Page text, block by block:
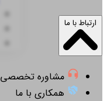
ارتباط با ما
مشاوره تخصصی
همکاری با ما